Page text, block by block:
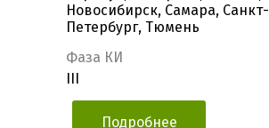
Новосибирск, Самара, Санкт-
Петербург, Тюмень
Фаза КИ
Подробнее